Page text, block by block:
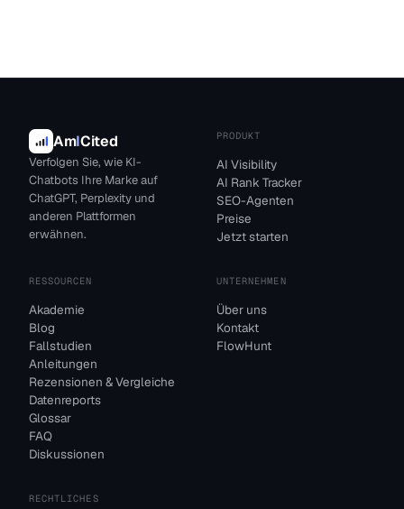
AmICited
Verfolgen Sie, wie KI-
Chatbots Ihre Marke auf
ChatGPT, Perplexity und
anderen Plattformen
erwähnen.
PRODUKT
AI Visibility
AI Rank Tracker
SEO-Agenten
Preise
Jetzt starten
RESSOURCEN
Akademie
Blog
Fallstudien
Anleitungen
Rezensionen & Vergleiche
Datenreports
Glossar
FAQ
Diskussionen
UNTERNEHMEN
Über uns
Kontakt
FlowHunt
RECHTLICHES